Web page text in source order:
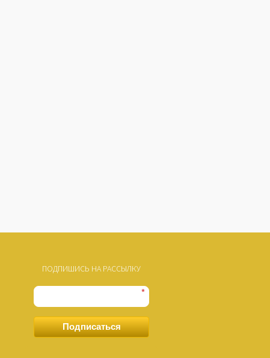
ПОДПИШИСЬ НА РАССЫЛКУ
*
Подписаться